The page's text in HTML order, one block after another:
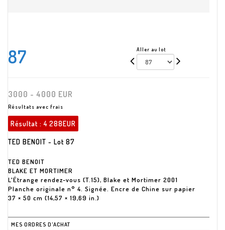
87 Aller au lot
3000 - 4000 EUR
Résultats avec frais
Résultat :4 288EUR
TED BENOIT - Lot 87
TED BENOIT
BLAKE ET MORTIMER
L'Étrange rendez-vous (T.15), Blake et Mortimer 2001
Planche originale n° 4. Signée. Encre de Chine sur papier
37 × 50 cm (14,57 × 19,69 in.)
MES ORDRES D'ACHAT